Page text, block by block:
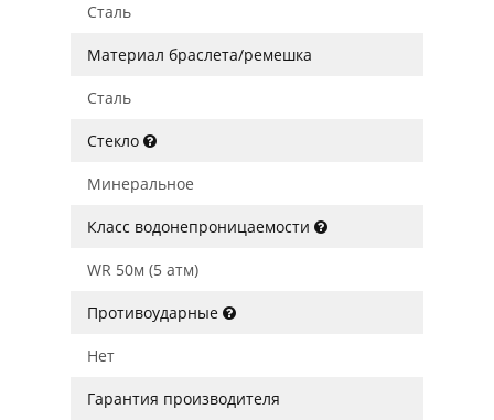
Сталь
Материал браслета/ремешка
Сталь
Стекло
Минеральное
Класс водонепроницаемости
WR 50м (5 атм)
Противоударные
Нет
Гарантия производителя